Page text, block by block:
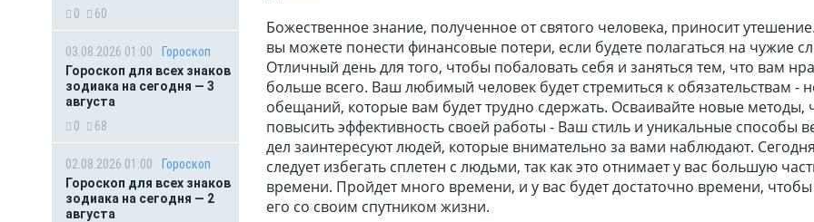
0
60
03.08.2026 01:00
Гороскоп
Гороскоп для всех знаков
зодиака на сегодня — 3
августа
0
68
02.08.2026 01:00
Гороскоп
Гороскоп для всех знаков
зодиака на сегодня — 2
августа
Божественное знание, полученное от святого человека, приносит
вы можете понести финансовые потери, если будете полагаться на чужие
Отличный день для того, чтобы побаловать себя и заняться тем, что вам
больше всего. Ваш любимый человек будет стремиться к обязательствам -
обещаний, которые вам будет трудно сдержать. Осваивайте новые методы,
повысить эффективность своей работы - Ваш стиль и уникальные способы
дел заинтересуют людей, которые внимательно за вами наблюдают.
следует избегать сплетен с людьми, так как это отнимает у вас большую
времени. Пройдет много времени, и у вас будет достаточно времени,
его со своим спутником жизни.